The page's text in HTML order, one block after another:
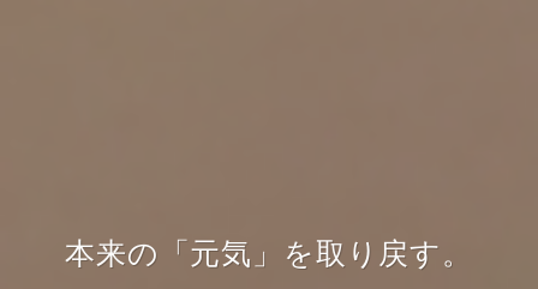
本来の「元気」を取り戻す。